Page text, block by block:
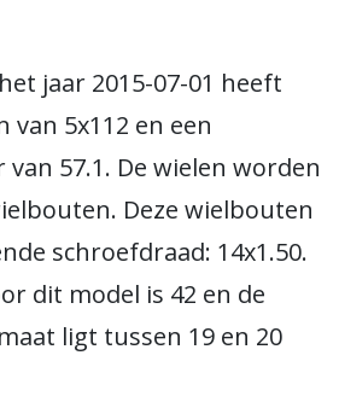
jaar 2015-07-01 heeft
5x112 en een
57.1. De wielen worden
Deze wielbouten
schroefdraad: 14x1.50.
dit model is 42 en de
ligt tussen 19 en 20